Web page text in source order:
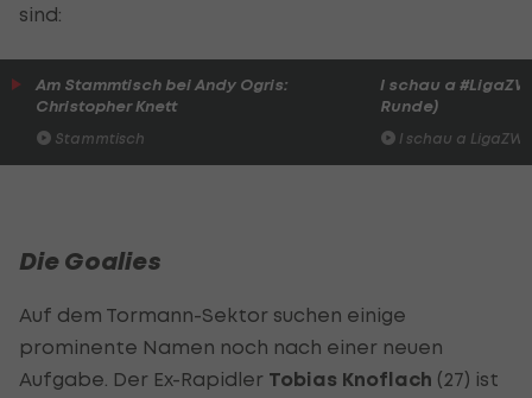
sind:
Am Stammtisch bei Andy Ogris:
Christopher Knett
Stammtisch
I schau a
Runde)
I schau a LigaZWA
Die Goalies
Auf dem Tormann-Sektor suchen einige
prominente Namen noch nach einer neuen
Aufgabe. Der Ex-Rapidler Tobias Knoflach (27) ist